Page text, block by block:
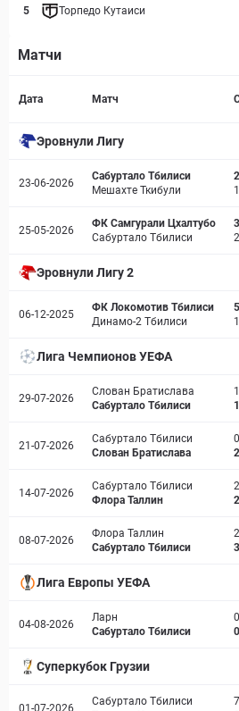
5 Торпедо Кутаиси
Матчи
Дата Матч
Эровнули Лигу
23-06-2026
Сабуртало Тбилиси
Мешахте Ткибули
2
1
25-05-2026
ФК Самгурали Цхалтубо
Сабуртало Тбилиси
3
2
Эровнули Лигу 2
06-12-2025
ФК Локомотив Тбилиси
Динамо-2 Тбилиси
5
1
Лига Чемпионов УЕФА
29-07-2026
Слован Братислава
Сабуртало Тбилиси
1
1
21-07-2026
Сабуртало Тбилиси
Слован Братислава
0
2
14-07-2026
Сабуртало Тбилиси
Флора Таллин
2
2
08-07-2026
Флора Таллин
Сабуртало Тбилиси
2
3
Лига Европы УЕФА
04-08-2026
Ларн
Сабуртало Тбилиси
0
0
Суперкубок Грузии
01-07-2026
Сабуртало Тбилиси
7